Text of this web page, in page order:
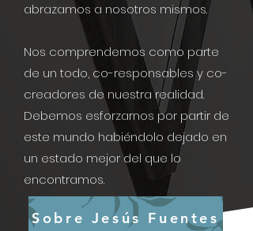
abrazamos a nosotros mismos.
Nos comprendemos como parte
de un todo, co-responsables y co-
creadores de nuestra realidad.
Debemos esforzarnos por partir de
este mundo habiéndolo dejado en
un estado mejor del que lo
encontramos.
Sobre Jesús Fuentes